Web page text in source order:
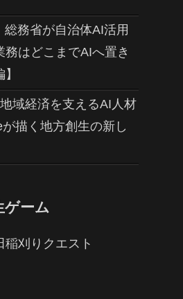
総務省が自治体AI活用
はどこまでAIへ置き
域経済を支えるAI人材
描く地方創生の新し
ゲーム
刈りクエスト